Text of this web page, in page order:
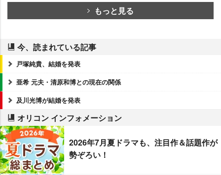
もっと見る
今、読まれている記事
戸塚純貴、結婚を発表
亜希 元夫・清原和博との現在の関係
及川光博が結婚を発表
オリコン インフォメーション
2026年7月夏ドラマも、注目作＆話題作が
勢ぞろい！